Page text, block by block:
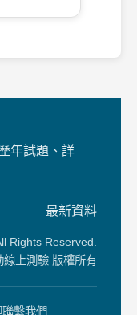
年試題、詳
最新資料
Rights Reserved.
線上測驗 版權所有
繫我們